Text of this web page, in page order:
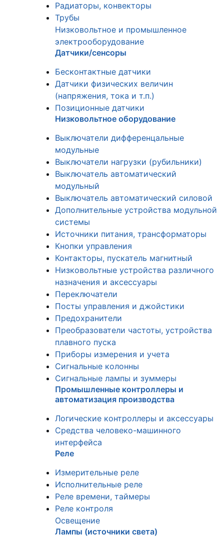
Радиаторы, конвекторы
Трубы
Низковольтное и промышленное
электрооборудование
Датчики/сенсоры
Бесконтактные датчики
Датчики физических величин
(напряжения, тока и т.п.)
Позиционные датчики
Низковольтное оборудование
Выключатели дифференцальные
модульные
Выключатели нагрузки (рубильники)
Выключатель автоматический
модульный
Выключатель автоматический силовой
Дополнительные устройства модульной
системы
Источники питания, трансформаторы
Кнопки управления
Контакторы, пускатель магнитный
Низковольтные устройства различного
назначения и аксессуары
Переключатели
Посты управления и джойстики
Предохранители
Преобразователи частоты, устройства
плавного пуска
Приборы измерения и учета
Сигнальные колонны
Сигнальные лампы и зуммеры
Промышленные контроллеры и
автоматизация производства
Логические контроллеры и аксессуары
Средства человеко-машинного
интерфейса
Реле
Измерительные реле
Исполнительные реле
Реле времени, таймеры
Реле контроля
Освещение
Лампы (источники света)